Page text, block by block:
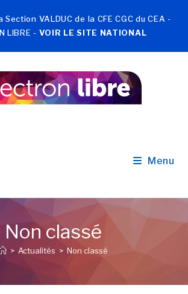
VALDUC de la CFE CGC du CEA -
LIBRE - VOIR LE SITE NATIONAL
Menu
Non classé
> Actualités > Non classé